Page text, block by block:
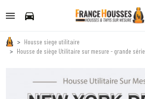
directions_car
Housse siege utilitaire
Housse de siège Utilitaire sur mesure - grande série